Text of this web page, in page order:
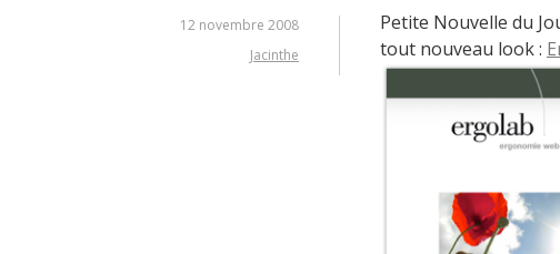
12 novembre 2008
Jacinthe
Petite Nouvelle du
tout nouveau look :